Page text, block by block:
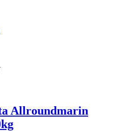
Allroundmarin